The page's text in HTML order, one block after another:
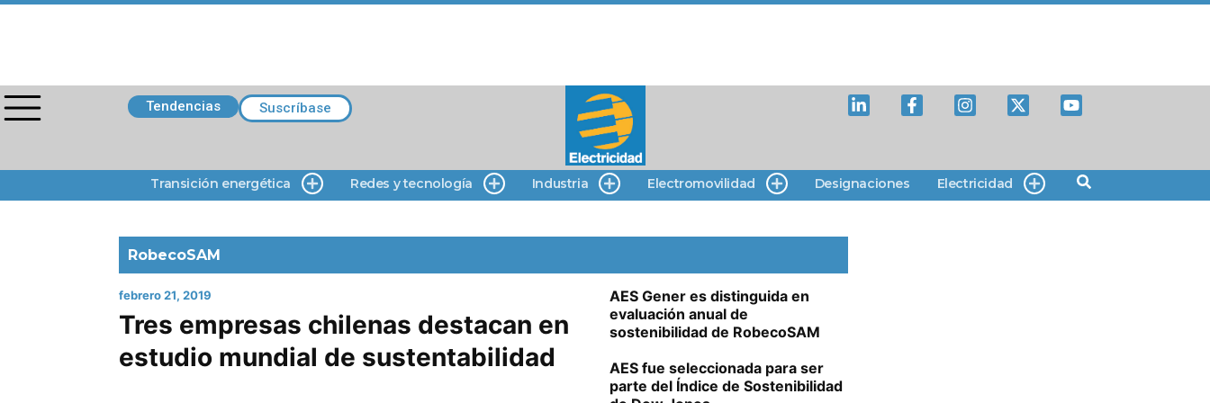
Tendencias Suscríbase
Transición energética Redes y tecnología Industria Electromovilidad Designaciones Electricidad
RobecoSAM
febrero 21, 2019
Tres empresas chilenas destacan en
estudio mundial de sustentabilidad
AES Gener es distinguida en
evaluación anual de
sostenibilidad de RobecoSAM
AES fue seleccionada para ser
parte del Índice de Sostenibilidad